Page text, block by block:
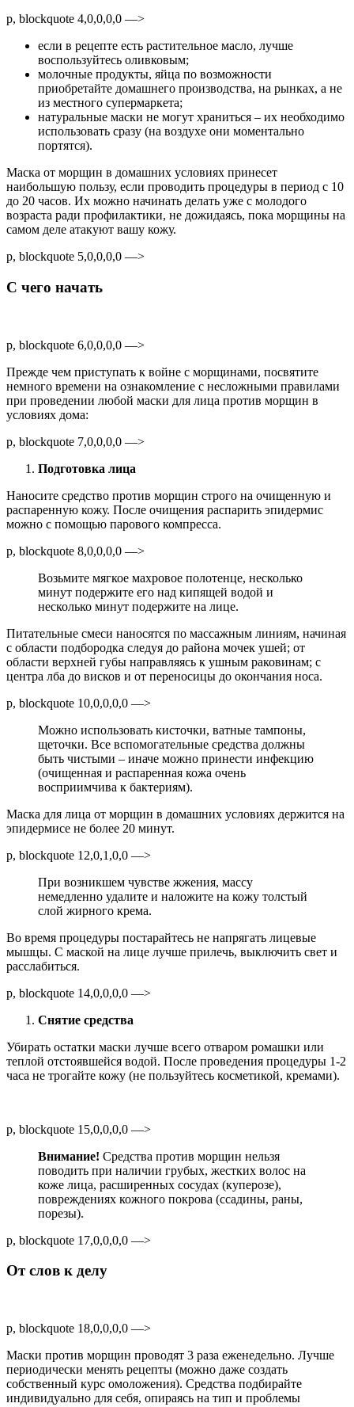
p, blockquote 4,0,0,0,0 —>
если в рецепте есть растительное масло, лучше
воспользуйтесь оливковым;
молочные продукты, яйца по возможности
приобретайте домашнего производства, на рынках, а не
из местного супермаркета;
натуральные маски не могут храниться – их необходимо
использовать сразу (на воздухе они моментально
портятся).
Маска от морщин в домашних условиях принесет
наибольшую пользу, если проводить процедуры в период с 10
до 20 часов. Их можно начинать делать уже с молодого
возраста ради профилактики, не дожидаясь, пока морщины на
самом деле атакуют вашу кожу.
p, blockquote 5,0,0,0,0 —>
С чего начать
p, blockquote 6,0,0,0,0 —>
Прежде чем приступать к войне с морщинами, посвятите
немного времени на ознакомление с несложными правилами
при проведении любой маски для лица против морщин в
условиях дома:
p, blockquote 7,0,0,0,0 —>
Подготовка лица
Наносите средство против морщин строго на очищенную и
распаренную кожу. После очищения распарить эпидермис
можно с помощью парового компресса.
p, blockquote 8,0,0,0,0 —>
Возьмите мягкое махровое полотенце, несколько
минут подержите его над кипящей водой и
несколько минут подержите на лице.
Питательные смеси наносятся по массажным линиям, начиная
с области подбородка следуя до района мочек ушей; от
области верхней губы направляясь к ушным раковинам; с
центра лба до висков и от переносицы до окончания носа.
p, blockquote 10,0,0,0,0 —>
Можно использовать кисточки, ватные тампоны,
щеточки. Все вспомогательные средства должны
быть чистыми – иначе можно принести инфекцию
(очищенная и распаренная кожа очень
восприимчива к бактериям).
Маска для лица от морщин в домашних условиях держится на
эпидермисе не более 20 минут.
p, blockquote 12,0,1,0,0 —>
При возникшем чувстве жжения, массу
немедленно удалите и наложите на кожу толстый
слой жирного крема.
Во время процедуры постарайтесь не напрягать лицевые
мышцы. С маской на лице лучше прилечь, выключить свет и
расслабиться.
p, blockquote 14,0,0,0,0 —>
Снятие средства
Убирать остатки маски лучше всего отваром ромашки или
теплой отстоявшейся водой. После проведения процедуры 1-2
часа не трогайте кожу (не пользуйтесь косметикой, кремами).
p, blockquote 15,0,0,0,0 —>
Внимание! Средства против морщин нельзя
поводить при наличии грубых, жестких волос на
коже лица, расширенных сосудах (куперозе),
повреждениях кожного покрова (ссадины, раны,
порезы).
p, blockquote 17,0,0,0,0 —>
От слов к делу
p, blockquote 18,0,0,0,0 —>
Маски против морщин проводят 3 раза еженедельно. Лучше
периодически менять рецепты (можно даже создать
собственный курс омоложения). Средства подбирайте
индивидуально для себя, опираясь на тип и проблемы